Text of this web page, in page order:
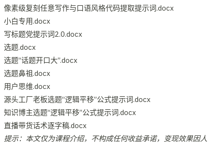
像素级复刻任意写作与口语风格代码提取提示词.docx
小白专用.docx
写标题党提示词2.0.docx
选题.docx
选题“话题开口大”.docx
选题鼻祖.docx
用户思维.docx
源头工厂老板选题“逻辑平移”公式提示词.docx
知识博主选题“逻辑平移”公式提示词.docx
直播带货话术逐字稿.docx
提示：本文仅为课程介绍，不构成任何收益承诺，变现效果因人